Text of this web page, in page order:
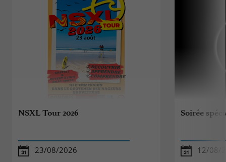
NSXL Tour 2026
23/08/2026
Soirée
12/08/